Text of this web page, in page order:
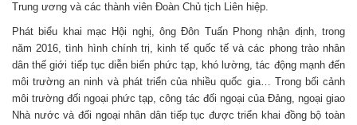
Trung ương và các thành viên Đoàn Chủ tịch Liên hiệp.
Phát biểu khai mạc Hội nghị, ông Đôn Tuấn Phong nhận định, trong
năm 2016, tình hình chính trị, kinh tế quốc tế và các phong trào nhân
dân thế giới tiếp tục diễn biến phức tạp, khó lường, tác động mạnh đến
môi trường an ninh và phát triển của nhiều quốc gia… Trong bối cảnh
môi trường đối ngoại phức tạp, công tác đối ngoại của Đảng, ngoại giao
Nhà nước và đối ngoại nhân dân tiếp tục được triển khai đồng bộ toàn